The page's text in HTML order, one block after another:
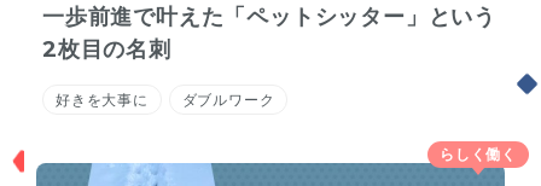
一歩前進で叶えた「ペットシッター」という
2枚目の名刺
好きを大事に ダブルワーク
らしく働く